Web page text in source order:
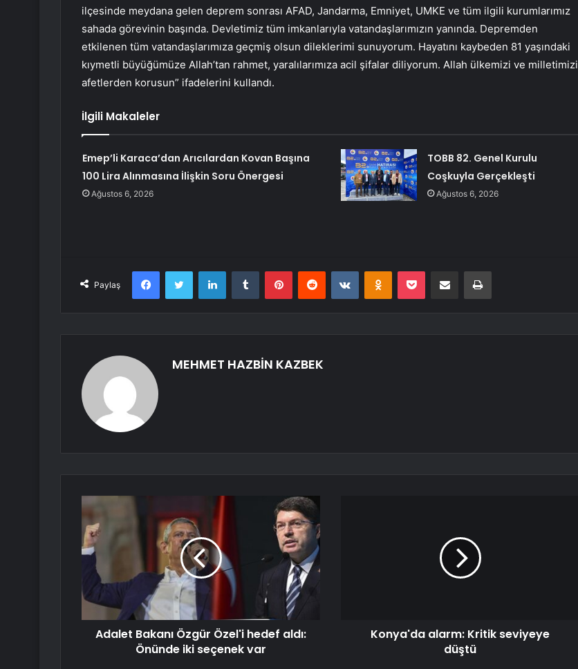
ilçesinde meydana gelen deprem sonrası AFAD, Jandarma, Emniyet, UMKE ve tüm ilgili kurumlarımız
sahada görevinin başında. Devletimiz tüm imkanlarıyla vatandaşlarımızın yanında. Depremden
etkilenen tüm vatandaşlarımıza geçmiş olsun dileklerimi sunuyorum. Hayatını kaybeden 81 yaşındaki
kıymetli büyüğümüze Allah’tan rahmet, yaralılarımıza acil şifalar diliyorum. Allah ülkemizi ve milletimizi
afetlerden korusun” ifadelerini kullandı.
İlgili Makaleler
Emep’li Karaca’dan Arıcılardan Kovan Başına
100 Lira Alınmasına İlişkin Soru Önergesi
Ağustos 6, 2026
TOBB 82. Genel Kurulu
Coşkuyla Gerçekleşti
Ağustos 6, 2026
Paylaş
FacebookTwitter LinkedInTumblr PinterestReddit VKontakteOdnoklassniki
Pocket E-Posta ile paylaş Yazdır
MEHMET HAZBİN KAZBEK
Adalet Bakanı Özgür Özel'i hedef aldı:
Önünde iki seçenek var
Konya'da alarm: Kritik seviyeye
düştü